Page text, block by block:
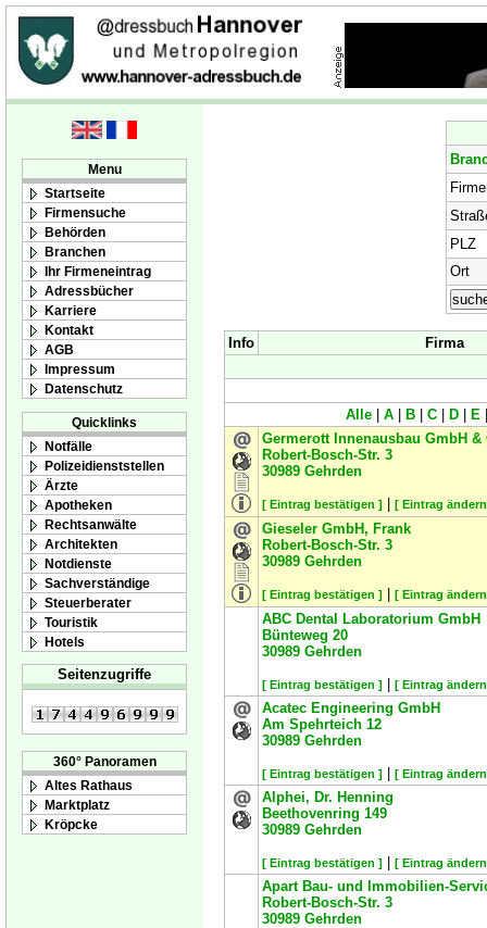
Menu
Startseite
Firmensuche
Behörden
Branchen
Ihr Firmeneintrag
Adressbücher
Karriere
Kontakt
AGB
Impressum
Datenschutz
Quicklinks
Notfälle
Polizeidienststellen
Ärzte
Apotheken
Rechtsanwälte
Architekten
Notdienste
Sachverständige
Steuerberater
Touristik
Hotels
Seitenzugriffe
360° Panoramen
Altes Rathaus
Marktplatz
Kröpcke
PLZ
Ort
Info Firma
Alle A B C D E
Germerott Innenausbau GmbH &
Robert-Bosch-Str. 3
30989 Gehrden
[ Eintrag bestätigen ] [ Eintrag
Gieseler GmbH, Frank
Robert-Bosch-Str. 3
30989 Gehrden
[ Eintrag bestätigen ] [ Eintrag
ABC Dental Laboratorium GmbH
Bünteweg 20
30989 Gehrden
[ Eintrag bestätigen ] [ Eintrag
Acatec Engineering GmbH
Am Spehrteich 12
30989 Gehrden
[ Eintrag bestätigen ] [ Eintrag
Alphei, Dr. Henning
Beethovenring 149
30989 Gehrden
[ Eintrag bestätigen ] [ Eintrag
Apart Bau- und Immobilien-
Robert-Bosch-Str. 3
30989 Gehrden